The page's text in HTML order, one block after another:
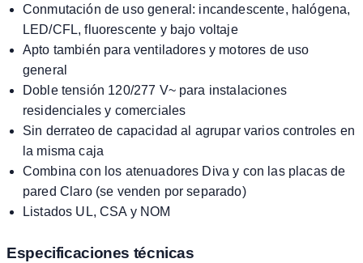
Conmutación de uso general: incandescente, halógena,
LED/CFL, fluorescente y bajo voltaje
Apto también para ventiladores y motores de uso
general
Doble tensión 120/277 V~ para instalaciones
residenciales y comerciales
Sin derrateo de capacidad al agrupar varios controles en
la misma caja
Combina con los atenuadores Diva y con las placas de
pared Claro (se venden por separado)
Listados UL, CSA y NOM
Especificaciones técnicas